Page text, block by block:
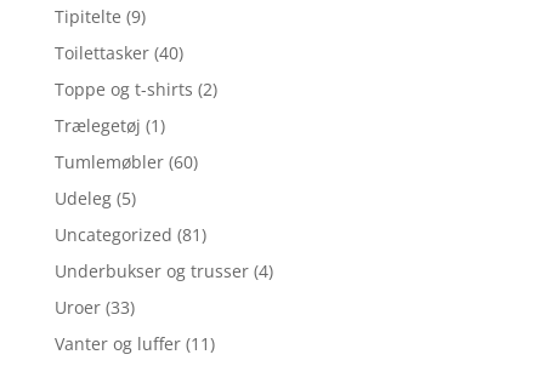
Tipitelte (9)
Toilettasker (40)
Toppe og t-shirts (2)
Trælegetøj (1)
Tumlemøbler (60)
Udeleg (5)
Uncategorized (81)
Underbukser og trusser (4)
Uroer (33)
Vanter og luffer (11)